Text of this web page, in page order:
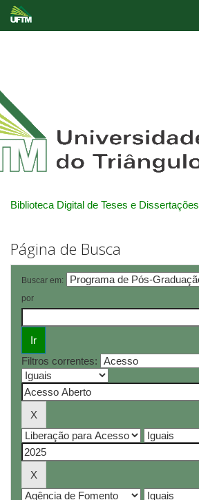
Biblioteca Digital de Teses e Dissertações
Página de Busca
Buscar em:
por
Filtros correntes: